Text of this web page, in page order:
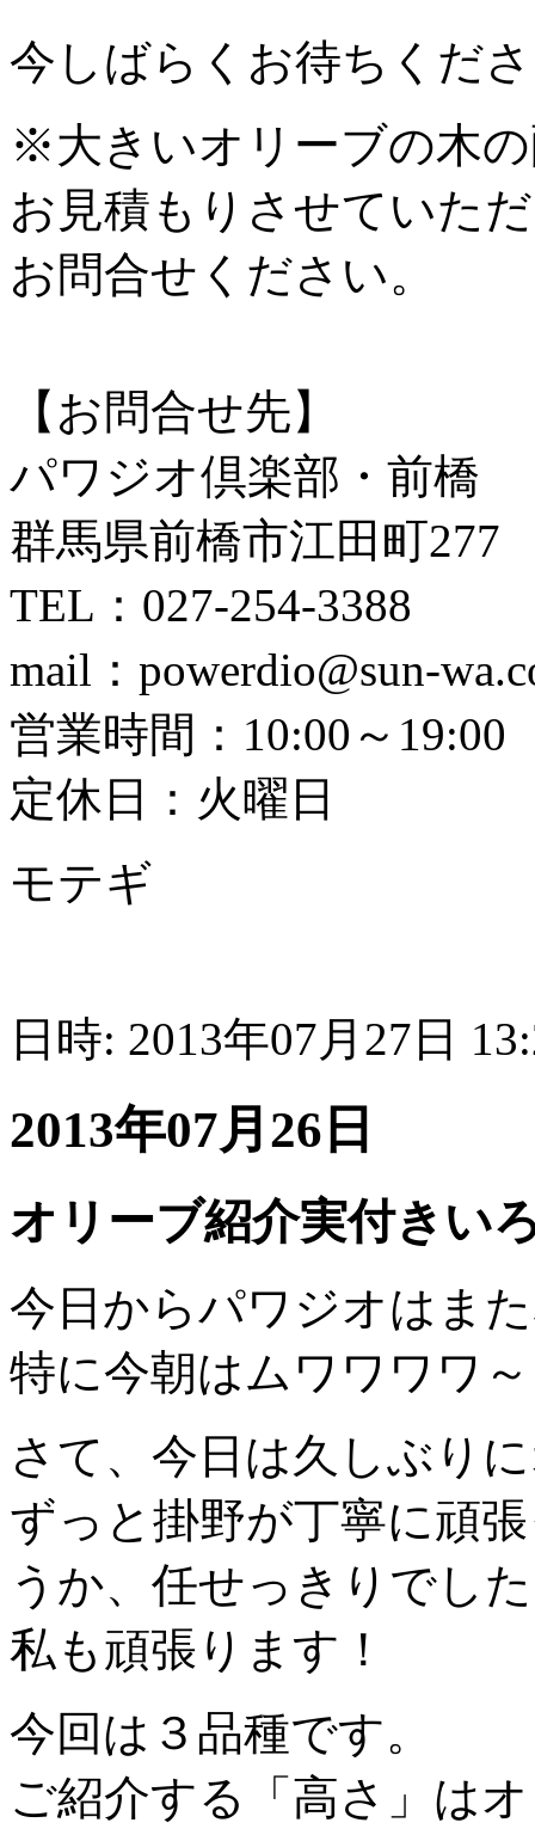
今しばらくお待ちくだ
※大きいオリーブの木
お見積もりさせていた
お問合せください。
【お問合せ先】
パワジオ倶楽部・前橋
群馬県前橋市江田町277
TEL：027-254-3388
mail：powerdio@sun-
営業時間：10:00～19:00
定休日：火曜日
モテギ
日時: 2013年07月27日
2013年07月26日
オリーブ紹介実付きい
今日からパワジオはま
特に今朝はムワワワワ
さて、今日は久しぶり
ずっと掛野が丁寧に頑
うか、任せっきりでし
私も頑張ります！
今回は３品種です。
ご紹介する「高さ」は